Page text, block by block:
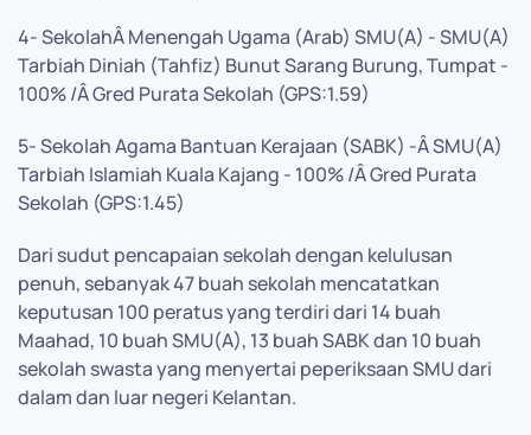
4- SekolahÂ Menengah Ugama (Arab) SMU(A) - SMU(A)
Tarbiah Diniah (Tahfiz) Bunut Sarang Burung, Tumpat -
100% /Â Gred Purata Sekolah (GPS:1.59)
5- Sekolah Agama Bantuan Kerajaan (SABK) -Â SMU(A)
Tarbiah Islamiah Kuala Kajang - 100% /Â Gred Purata
Sekolah (GPS:1.45)
Dari sudut pencapaian sekolah dengan kelulusan
penuh, sebanyak 47 buah sekolah mencatatkan
keputusan 100 peratus yang terdiri dari 14 buah
Maahad, 10 buah SMU(A), 13 buah SABK dan 10 buah
sekolah swasta yang menyertai peperiksaan SMU dari
dalam dan luar negeri Kelantan.